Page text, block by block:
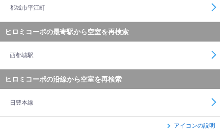
都城市平江町
ヒロミコーポの最寄駅から空室を再検索
西都城駅
ヒロミコーポの沿線から空室を再検索
日豊本線
アイコンの説明